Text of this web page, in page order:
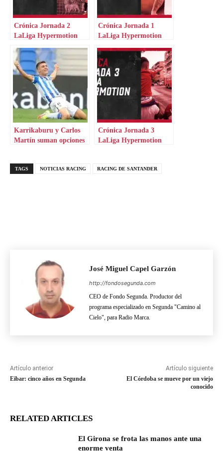
Crónica Jornada 2
LaLiga Hypermotion
Crónica Jornada 1
LaLiga Hypermotion
Karrikaburu y Carlos
Martín suman opciones
Crónica Jornada 3
LaLiga Hypermotion
TAGS NOTICIAS RACING RACING DE SANTANDER
José Miguel Capel Garzón
http://fondosegunda.com
CEO de Fondo Segunda. Productor del
programa especializado en Segunda "Camino al
Cielo", para Radio Marca.
Artículo anterior
Eibar: cinco años en Segunda
Artículo siguiente
El Córdoba se mueve por un viejo
conocido
RELATED ARTICLES
El Girona se frota las manos ante una
enorme venta